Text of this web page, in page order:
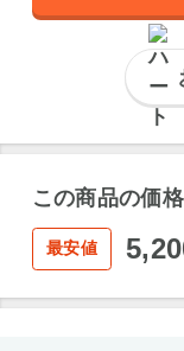
この商品の価
最安値